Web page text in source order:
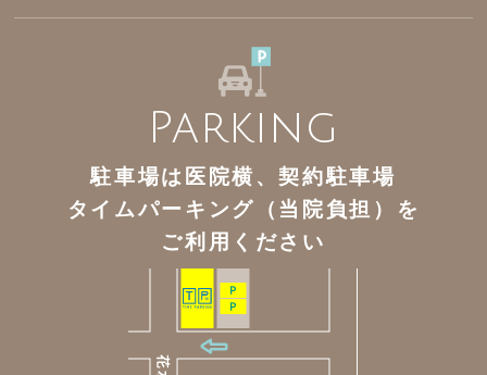
Parking
駐車場は医院横、契約駐車場
タイムパーキング（当院負担）を
ご利用ください